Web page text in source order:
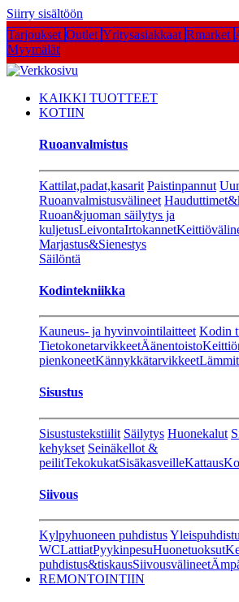
Siirry sisältöön
Tarjoukset Outlet Yritysasiakkaat Rmarket
Myymälät
KAIKKI TUOTTEET
KOTIIN
Ruoanvalmistus
Kattilat,padat,kasarit Paistinpannut
Ruoanvalmistusvälineet
Ruoan&juoman säilytys ja
kuljetusLeivontaIrtokannet
Marjastus&Sienestys
Säilöntä
Kodintekniikka
Kauneus- ja hyvinvointilaitteet Kodin
TietokonetarvikkeetÄänentoisto
pienkoneetKännykkätarvikkeet
Sisustus
Sisustustekstiilit Säilytys Huonekalut
kehykset Seinäkellot &
peilitTekokukatSisäkasveilleKattaus
Siivous
Kylpyhuoneen puhdistus
WCLattiatPyykinpesuHuonetuoksut
puhdistus&tiskausSiivousvälineet
REMONTOINTIIN